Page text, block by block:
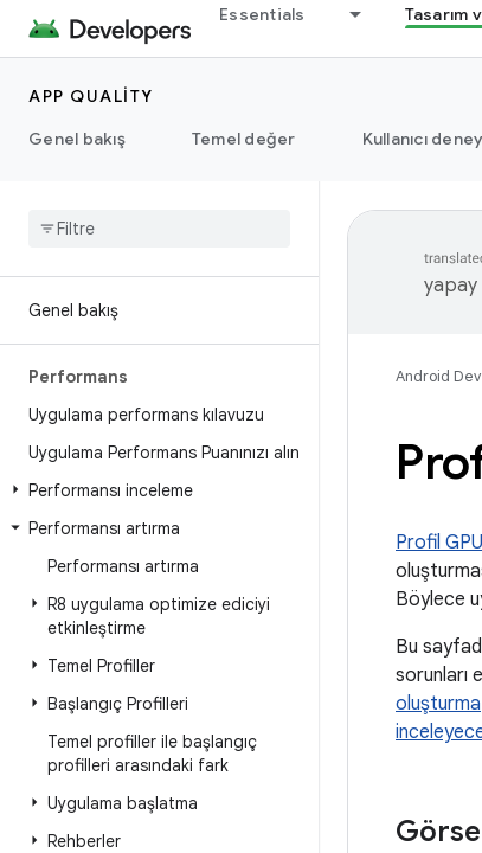
Essentials Tasarım
APP QUALITY
Genel bakış
Temel değer Kullanıcı
Genel bakış
Performans
Uygulama performans kılavuzu
Uygulama Performans Puanınızı alın
Performansı inceleme
Performansı artırma
Performansı artırma
R8 uygulama optimize ediciyi
etkinleştirme
Temel Profiller
Başlangıç Profilleri
Temel profiller ile başlangıç
profilleri arasındaki fark
Uygulama başlatma
Rehberler
yapay
Android
Profil
Böylece
Bu
sorunları
oluşturma